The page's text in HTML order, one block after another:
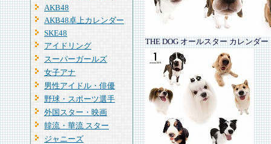
AKB48
AKB48卓上カレンダー
SKE48
アイドリング
スーパーガールズ
女子アナ
男性アイドル・俳優
野球・スポーツ選手
外国スター・映画
韓流・華流 スター
ジャニーズ
THE DOG オールスター カレンダー